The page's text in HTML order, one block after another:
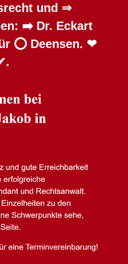
und ⇒
➡️ Dr. Eckart
⭕ Deensen. ❤